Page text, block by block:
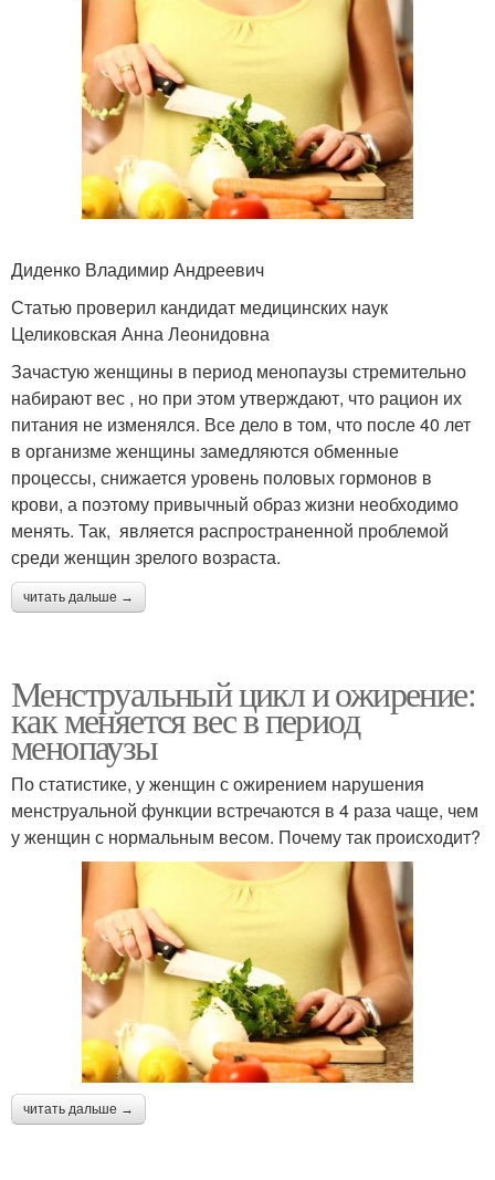
Диденко Владимир Андреевич
Статью проверил кандидат медицинских наук
Целиковская Анна Леонидовна
Зачастую женщины в период менопаузы стремительно
набирают вес , но при этом утверждают, что рацион их
питания не изменялся. Все дело в том, что после 40 лет
в организме женщины замедляются обменные
процессы, снижается уровень половых гормонов в
крови, а поэтому привычный образ жизни необходимо
менять. Так, является распространенной проблемой
среди женщин зрелого возраста.
читать дальше →
Менструальный цикл и ожирение:
как меняется вес в период
менопаузы
По статистике, у женщин с ожирением нарушения
менструальной функции встречаются в 4 раза чаще, чем
у женщин с нормальным весом. Почему так происходит?
читать дальше →